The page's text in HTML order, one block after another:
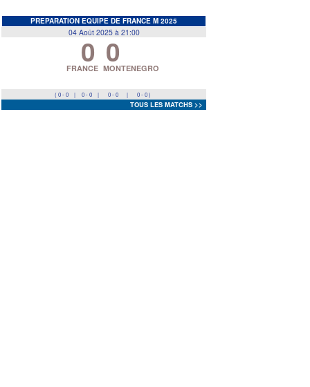
PREPARATION EQUIPE DE FRANCE M 2025
04 Août 2025 à 21:00
0
FRANCE 0
MONTENEGRO
( 0 - 0 | 0 - 0 | 0 - 0 | 0 - 0 )
TOUS LES MATCHS >>